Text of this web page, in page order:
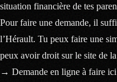
situation financière de tes
Pour faire une demande, il
l’Hérault. Tu peux faire une
peux avoir droit sur le site de
→ Demande en ligne à faire